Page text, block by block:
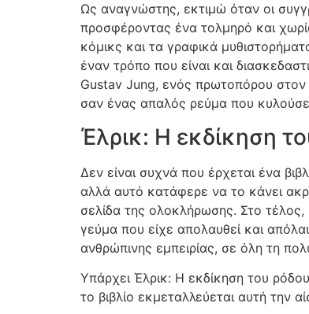
Ως αναγνώστης, εκτιμώ όταν οι
προσφέροντας ένα τολμηρό και
κόμικς και τα γραφικά
έναν τρόπο που είναι και
Gustav Jung, ενός πρωτοπόρου στον
σαν ένας απαλός ρεύμα που
Έλρικ: Η εκδίκηση
Δεν είναι συχνά που έρχεται ένα
αλλά αυτό κατάφερε να το κάνει
σελίδα της ολοκλήρωσης. Στο τέλος,
γεύμα που είχε απολαυθεί και
ανθρώπινης εμπειρίας, σε όλη τη
Υπάρχει Έλρικ: Η εκδίκηση του
το βιβλίο εκμεταλλεύεται αυτή την